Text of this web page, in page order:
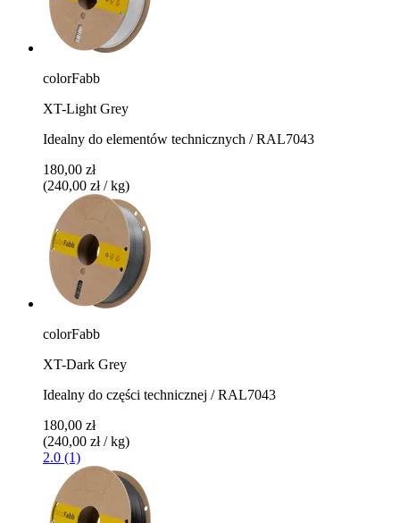
colorFabb
XT-Light Grey
Idealny do elementów technicznych / RAL7043
180,00 zł
(240,00 zł / kg)
colorFabb
XT-Dark Grey
Idealny do części technicznej / RAL7043
180,00 zł
(240,00 zł / kg)
2.0 (1)